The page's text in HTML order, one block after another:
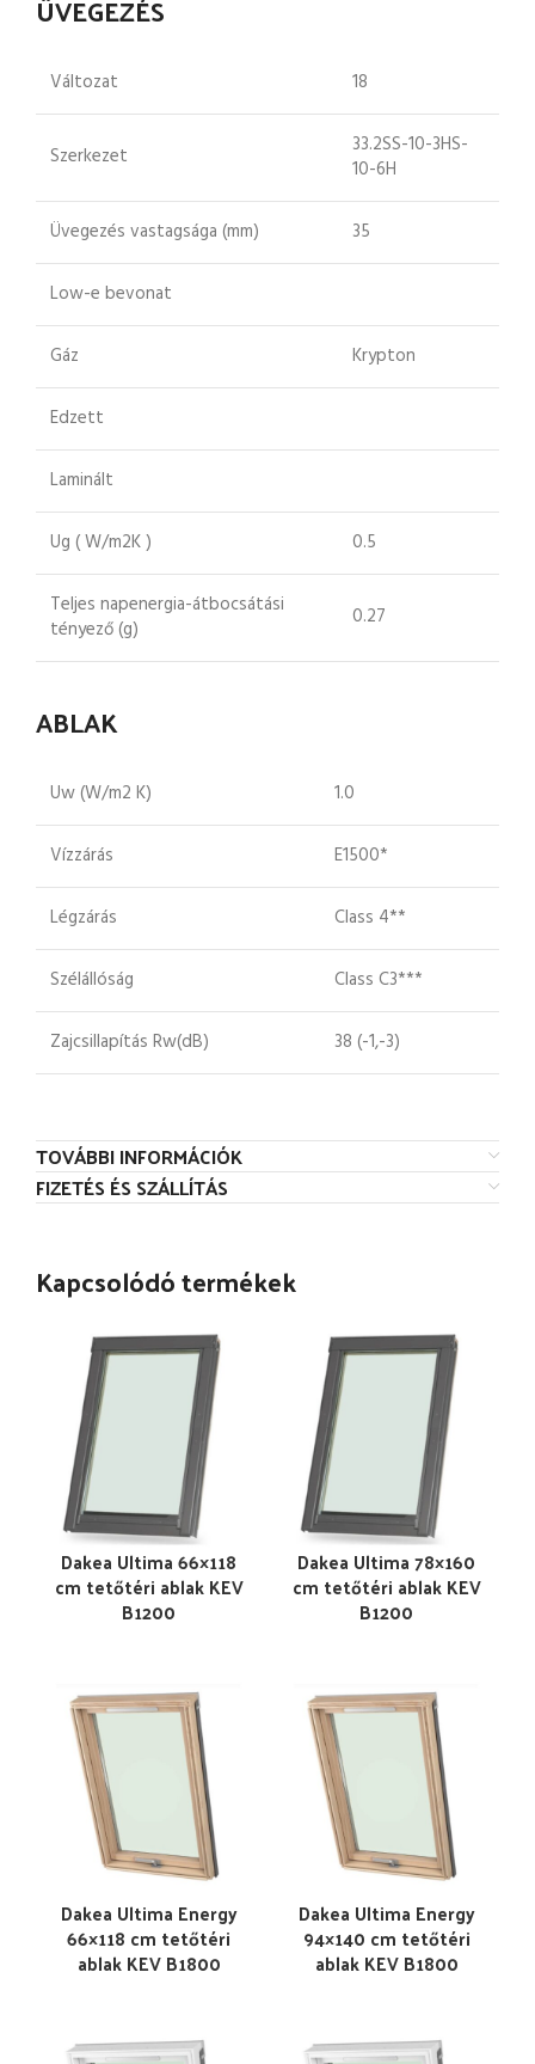
ÜVEGEZÉS
Változat 18
Szerkezet
33.2SS-10-3HS-
10-6H
Üvegezés vastagsága (mm) 35
Low-e bevonat
Gáz Krypton
Edzett
Laminált
Ug ( W/m2K ) 0.5
Teljes napenergia-átbocsátási
tényező (g)
0.27
ABLAK
Uw (W/m2 K) 1.0
Vízzárás E1500*
Légzárás Class 4**
Szélállóság Class C3***
Zajcsillapítás Rw(dB) 38 (-1,-3)
TOVÁBBI INFORMÁCIÓK
FIZETÉS ÉS SZÁLLÍTÁS
Kapcsolódó termékek
Dakea Ultima 66×118
cm tetőtéri ablak KEV
B1200
Dakea Ultima 78×160
cm tetőtéri ablak KEV
B1200
Dakea Ultima Energy
66×118 cm tetőtéri
ablak KEV B1800
Dakea Ultima Energy
94×140 cm tetőtéri
ablak KEV B1800